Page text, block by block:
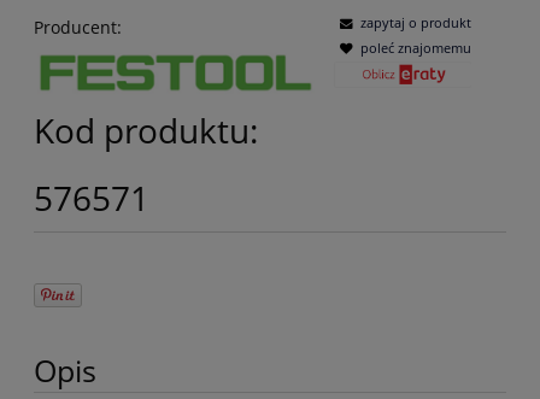
Producent:
Kod produktu:
576571
zapytaj o produkt
poleć znajomemu
Opis